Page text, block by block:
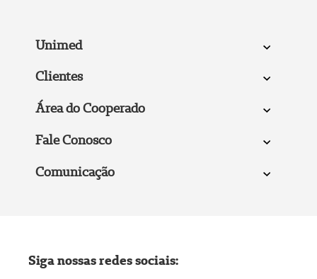
Unimed
Clientes
Área do Cooperado
Fale Conosco
Comunicação
Siga nossas redes sociais: